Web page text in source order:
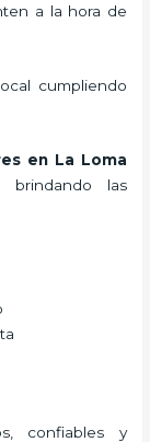
a la hora de
cumpliendo
en La Loma
brindando las
confiables y